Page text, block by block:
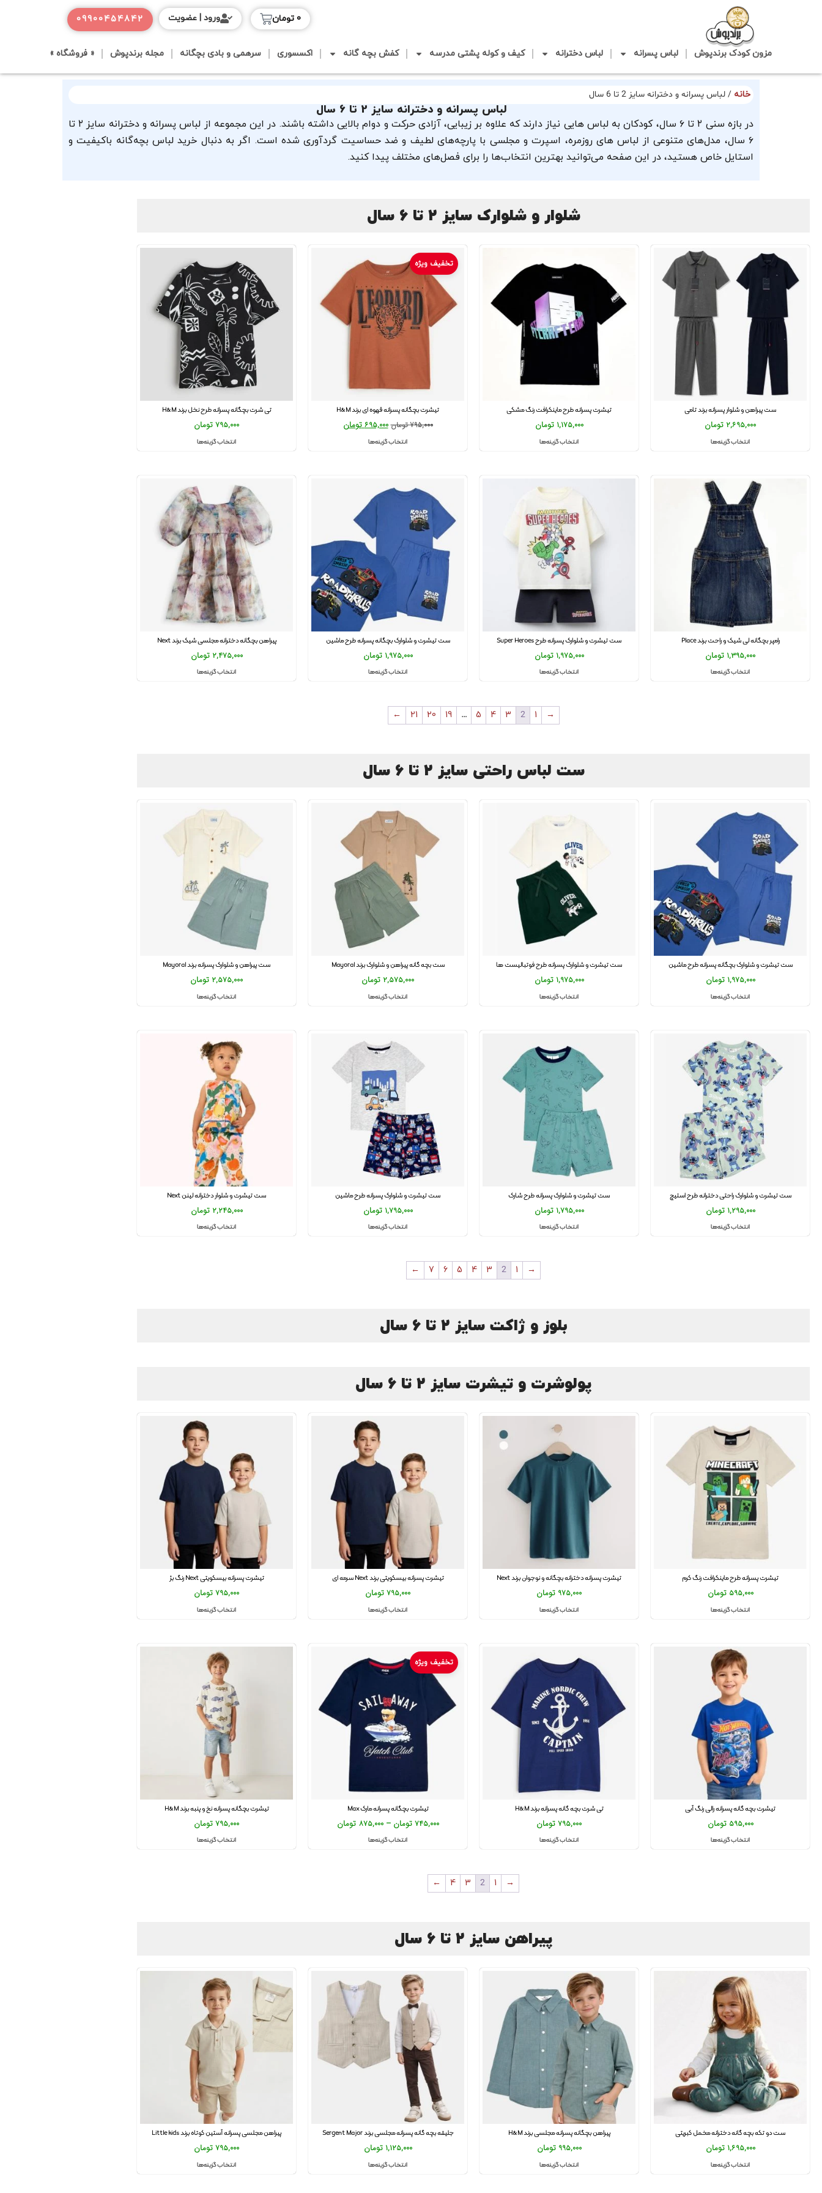
مزون کودک برندپوش لباس پسرانه لباس دخترانه کیف و کوله پشتی مدرسه کفش بچه گانه اکسسوری سرهمی و بادی بچگانه مجله برندپوش « فروشگاه »
0 تومان 09900454842 ورود | عضویت
خانه / لباس پسرانه و دخترانه سایز 2 تا 6 سال
لباس پسرانه و دخترانه سایز 2 تا 6 سال
در بازه سنی ۲ تا ۶ سال، کودکان به لباس هایی نیاز دارند که علاوه بر زیبایی، آزادی حرکت و دوام بالایی داشته باشند. در این مجموعه از لباس پسرانه و دخترانه سایز ۲ تا
۶ سال، مدل‌های متنوعی از لباس های روزمره، اسپرت و مجلسی با پارچه‌های لطیف و ضد حساسیت گردآوری شده است. اگر به دنبال خرید لباس بچه‌گانه باکیفیت و
استایل خاص هستید، در این صفحه می‌توانید بهترین انتخاب‌ها را برای فصل‌های مختلف پیدا کنید.
شلوار و شلوارک سایز 2 تا 6 سال
ست پیراهن و شلوار پسرانه برند تامی
2,695,000 تومان
انتخاب گزینه‌ها
تیشرت پسرانه طرح ماینکرافت رنگ مشکی
1,175,000 تومان
انتخاب گزینه‌ها
تخفیف ویژه
تیشرت بچگانه پسرانه قهوه ای برند H&M
795,000 تومان 695,000تومان
انتخاب گزینه‌ها
تی شرت بچگانه پسرانه طرح نخل برند H&M
795,000تومان
انتخاب گزینه‌ها
رامپر بچگانه لی شیک و راحت برند Place
1,395,000 تومان
انتخاب گزینه‌ها
ست تیشرت و شلوارک پسرانه طرح Super Heroes
1,975,000 تومان
انتخاب گزینه‌ها
ست تیشرت و شلوارک بچگانه پسرانه طرح ماشین
1,975,000 تومان
انتخاب گزینه‌ها
پیراهن بچگانه دخترانه مجلسی شیک برند Next
2,475,000 تومان
انتخاب گزینه‌ها
→
1
2
3
4
5
…
19
20
21
←
ست لباس راحتی سایز 2 تا 6 سال
ست تیشرت و شلوارک بچگانه پسرانه طرح ماشین
1,975,000 تومان
انتخاب گزینه‌ها
ست تیشرت و شلوارک پسرانه طرح فوتبالیست ها
1,975,000 تومان
انتخاب گزینه‌ها
ست بچه گانه پیراهن و شلوارک برند Mayoral
2,575,000 تومان
انتخاب گزینه‌ها
ست پیراهن و شلوارک پسرانه برند Mayoral
2,575,000 تومان
انتخاب گزینه‌ها
ست تیشرت و شلوارک راحتی دخترانه طرح استیچ
1,295,000 تومان
انتخاب گزینه‌ها
ست تیشرت و شلوارک پسرانه طرح شارک
1,795,000 تومان
انتخاب گزینه‌ها
ست تیشرت و شلوارک پسرانه طرح ماشین
1,795,000 تومان
انتخاب گزینه‌ها
ست تیشرت و شلوار دخترانه لینن Next
2,245,000 تومان
انتخاب گزینه‌ها
→
1
2
3
4
5
6
7
←
بلوز و ژاکت سایز 2 تا 6 سال
پولوشرت و تیشرت سایز 2 تا 6 سال
تیشرت پسرانه طرح ماینکرافت رنگ کرم
595,000 تومان
انتخاب گزینه‌ها
تیشرت پسرانه دخترانه بچگانه و نوجوان برند Next
975,000 تومان
انتخاب گزینه‌ها
تیشرت پسرانه بیسکویتی برند Next سرمه ای
795,000تومان
انتخاب گزینه‌ها
تیشرت پسرانه بیسکویتی Next رنگ بژ
795,000تومان
انتخاب گزینه‌ها
تیشرت بچه گانه پسرانه رالی رنگ آبی
595,000 تومان
انتخاب گزینه‌ها
تی شرت بچه گانه پسرانه برند H&M
795,000تومان
انتخاب گزینه‌ها
تخفیف ویژه
تیشرت بچگانه پسرانه مارک Max
745,000 تومان –
875,000 تومان
انتخاب گزینه‌ها
تیشرت بچگانه پسرانه نخ و پنبه برند H&M
795,000تومان
انتخاب گزینه‌ها
→
1
2
3
4
←
پیراهن سایز 2 تا 6 سال
ست دو تکه بچه گانه دخترانه مخمل کبریتی
1,695,000 تومان
انتخاب گزینه‌ها
پیراهن بچگانه پسرانه مجلسی برند H&M
995,000 تومان
انتخاب گزینه‌ها
جلیقه بچه گانه پسرانه مجلسی برند Sergent Major
1,125,000 تومان
انتخاب گزینه‌ها
پیراهن مجلسی پسرانه آستین کوتاه برند Little kids
795,000تومان
انتخاب گزینه‌ها